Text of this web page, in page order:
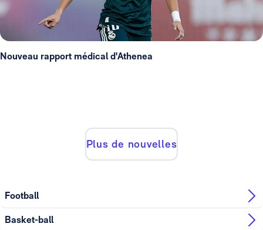
Nouveau rapport médical d'Athenea
Plus de nouvelles
Football
Basket-ball